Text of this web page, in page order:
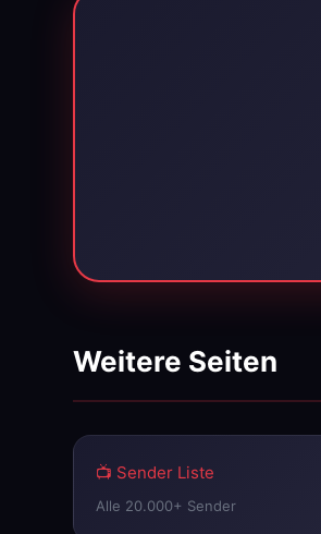
Weitere Seiten
📺 Sender Liste
Alle 20.000+ Sender